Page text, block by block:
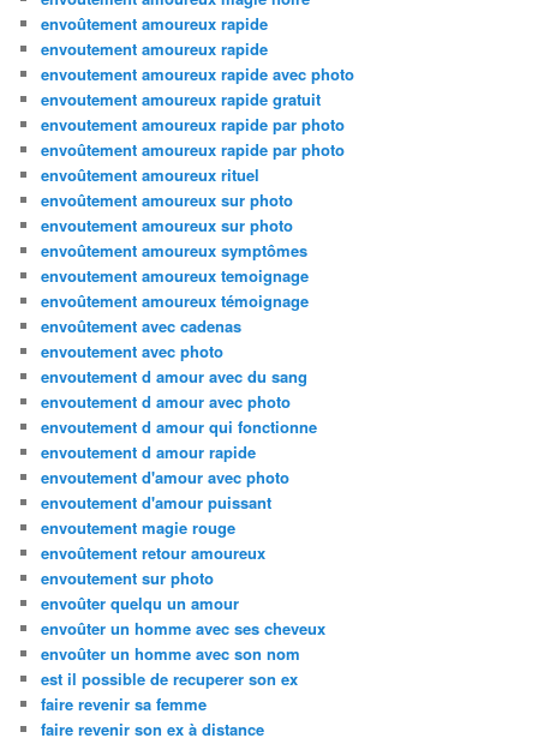
envoûtement amoureux rapide
envoutement amoureux rapide
envoutement amoureux rapide avec photo
envoutement amoureux rapide gratuit
envoutement amoureux rapide par photo
envoûtement amoureux rapide par photo
envoûtement amoureux rituel
envoûtement amoureux sur photo
envoutement amoureux sur photo
envoûtement amoureux symptômes
envoutement amoureux temoignage
envoûtement amoureux témoignage
envoûtement avec cadenas
envoutement avec photo
envoutement d amour avec du sang
envoutement d amour avec photo
envoutement d amour qui fonctionne
envoutement d amour rapide
envoutement d'amour avec photo
envoutement d'amour puissant
envoutement magie rouge
envoûtement retour amoureux
envoutement sur photo
envoûter quelqu un amour
envoûter un homme avec ses cheveux
envoûter un homme avec son nom
est il possible de recuperer son ex
faire revenir sa femme
faire revenir son ex à distance